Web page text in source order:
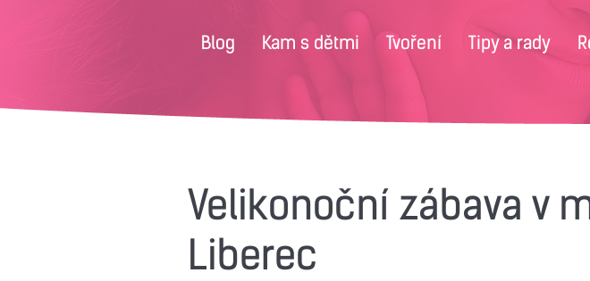
Blog Kam s dětmi Tvoření Tipy a rady
Velikonoční zábava v
Liberec